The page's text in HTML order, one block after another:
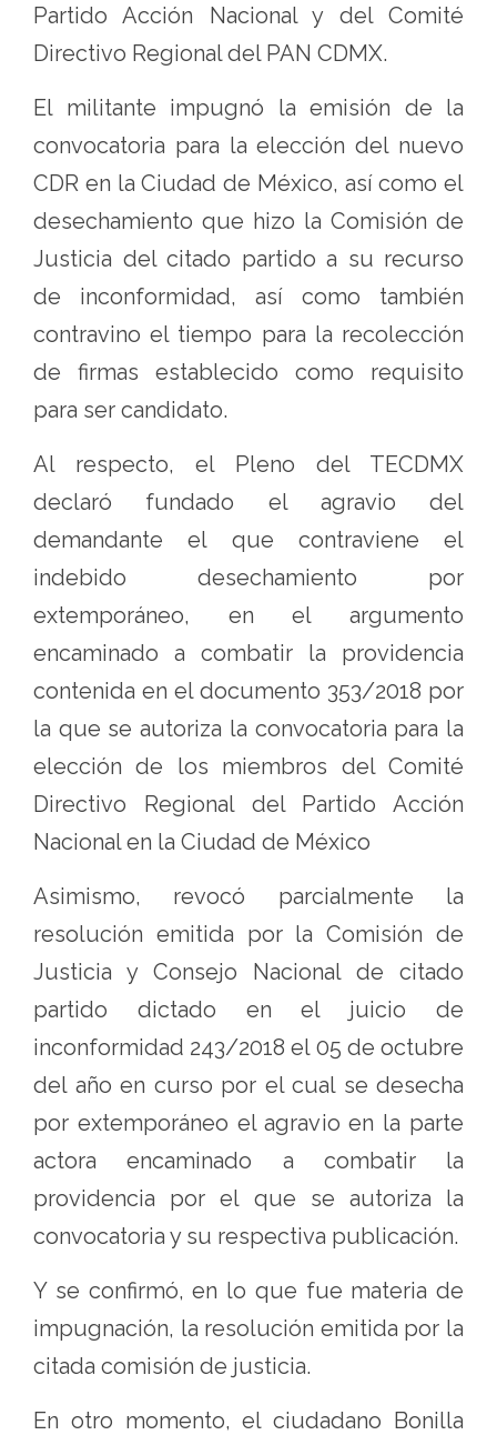
Partido Acción Nacional y del Comité
Directivo Regional del PAN CDMX.
El militante impugnó la emisión de la
convocatoria para la elección del nuevo
CDR en la Ciudad de México, así como el
desechamiento que hizo la Comisión de
Justicia del citado partido a su recurso
de inconformidad, así como también
contravino el tiempo para la recolección
de firmas establecido como requisito
para ser candidato.
Al respecto, el Pleno del TECDMX
declaró fundado el agravio del
demandante el que contraviene el
indebido desechamiento por
extemporáneo, en el argumento
encaminado a combatir la providencia
contenida en el documento 353/2018 por
la que se autoriza la convocatoria para la
elección de los miembros del Comité
Directivo Regional del Partido Acción
Nacional en la Ciudad de México
Asimismo, revocó parcialmente la
resolución emitida por la Comisión de
Justicia y Consejo Nacional de citado
partido dictado en el juicio de
inconformidad 243/2018 el 05 de octubre
del año en curso por el cual se desecha
por extemporáneo el agravio en la parte
actora encaminado a combatir la
providencia por el que se autoriza la
convocatoria y su respectiva publicación.
Y se confirmó, en lo que fue materia de
impugnación, la resolución emitida por la
citada comisión de justicia.
En otro momento, el ciudadano Bonilla